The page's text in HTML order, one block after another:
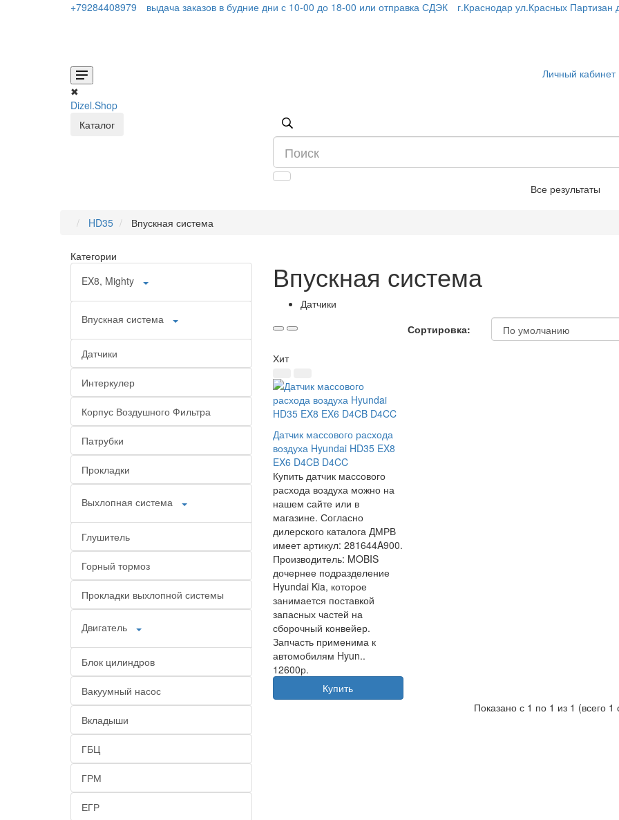
+79284408979 выдача заказов в будние дни с 10-00 до 18-00 или отправка СДЭК г.Краснодар ул.Красных Партизан
✖
Dizel.Shop
Личный кабинет
Каталог
Все результаты
HD35 Впускная система
Категории
EX8, Mighty
Впускная система
Датчики
Интеркулер
Корпус Воздушного Фильтра
Патрубки
Прокладки
Выхлопная система
Глушитель
Горный тормоз
Прокладки выхлопной системы
Двигатель
Блок цилиндров
Вакуумный насос
Вкладыши
ГБЦ
ГРМ
ЕГР
Впускная система
Датчики
Сортировка:
Хит
Датчик массового расхода
воздуха Hyundai HD35 EX8
EX6 D4CB D4CC
Купить датчик массового
расхода воздуха можно на
нашем сайте или в
магазине. Согласно
дилерского каталога ДМРВ
имеет артикул: 281644A900.
Производитель: MOBIS
дочернее подразделение
Hyundai Kia, которое
занимается поставкой
запасных частей на
сборочный конвейер.
Запчасть применима к
автомобилям Hyun..
12600р.
Купить
Показано с 1 по 1 из 1 (всего 1